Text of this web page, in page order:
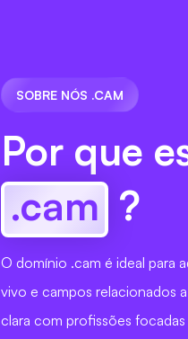
SOBRE NÓS .CAM
Por que
.cam ?
O domínio .cam é ideal para
vivo e campos relacionados
clara com profissões